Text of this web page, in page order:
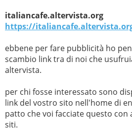
italiancafe.altervista.org
https://
ebbene per fare pubblicità ho
scambio link tra di noi che
altervista.
per chi fosse interessato sono
link del vostro sito nell'home di
patto che voi facciate questo con
siti.